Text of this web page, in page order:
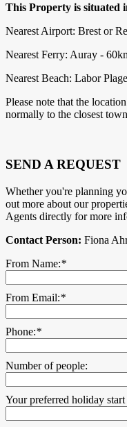
This Property is
Nearest Airport: Brest or
Nearest Ferry: Auray -
Nearest Beach: Labor
Please note that the
normally to the closest
SEND A REQUEST
Whether you're planning
out more about our
Agents directly for more
Contact Person: Fiona
From Name:*
From Email:*
Phone:*
Number of people:
Your preferred holiday start